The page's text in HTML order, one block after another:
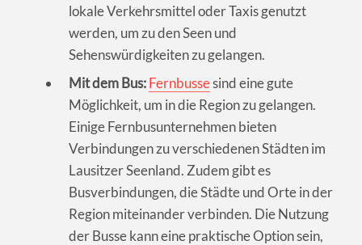
lokale Verkehrsmittel oder Taxis genutzt
werden, um zu den Seen und
Sehenswürdigkeiten zu gelangen.
Mit dem Bus:Fernbussesind eine gute
Möglichkeit, um in die Region zu gelangen.
Einige Fernbusunternehmen bieten
Verbindungen zu verschiedenen Städten im
Lausitzer Seenland. Zudem gibt es
Busverbindungen, die Städte und Orte in der
Region miteinander verbinden. Die Nutzung
der Busse kann eine praktische Option sein,